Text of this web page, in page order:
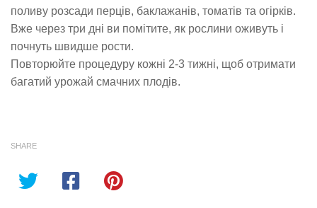
поливу розсади перців, баклажанів, томатів та огірків.
Вже через три дні ви помітите, як рослини оживуть і
почнуть швидше рости.
Повторюйте процедуру кожні 2-3 тижні, щоб отримати
багатий урожай смачних плодів.
SHARE